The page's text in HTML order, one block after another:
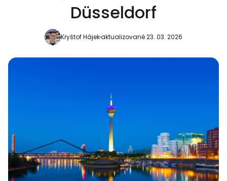
Düsseldorf
Kryštof Hájekaktualizované 23. 03. 2026
Pokračovať s e-mailom